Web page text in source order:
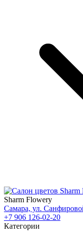
Sharm Flowery
Самара, ул.
+7 906 126-02-20
Категории